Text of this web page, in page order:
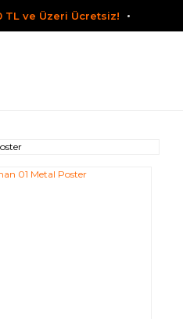
TL ve Üzeri Ücretsiz!